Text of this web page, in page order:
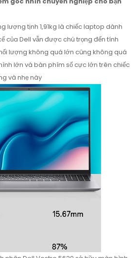
lượng tịnh 1,91kg là chiếc laptop dành
của Dell vẫn được chú trọng đến tính
lượng không quá lớn cũng không quá
lớn và bàn phím số cực lớn trên chiếc
và nhẹ này